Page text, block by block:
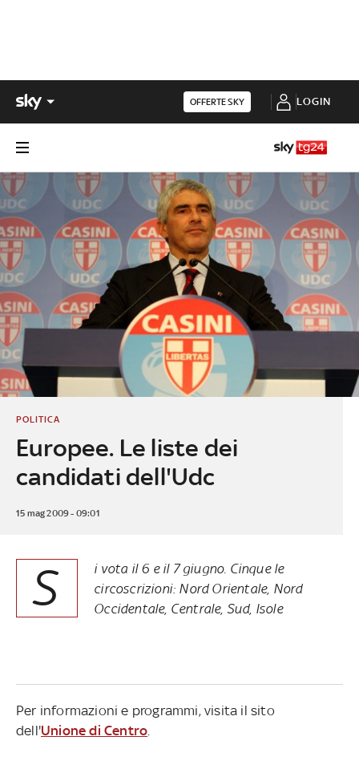
OFFERTE SKY LOGIN
Europee. Le liste dei
candidati dell'Udc
POLITICA
15 mag 2009 - 09:01
S
i vota il 6 e il 7 giugno. Cinque le
circoscrizioni: Nord Orientale, Nord
Occidentale, Centrale, Sud, Isole
Per informazioni e programmi, visita il sito
dell'Unione di Centro